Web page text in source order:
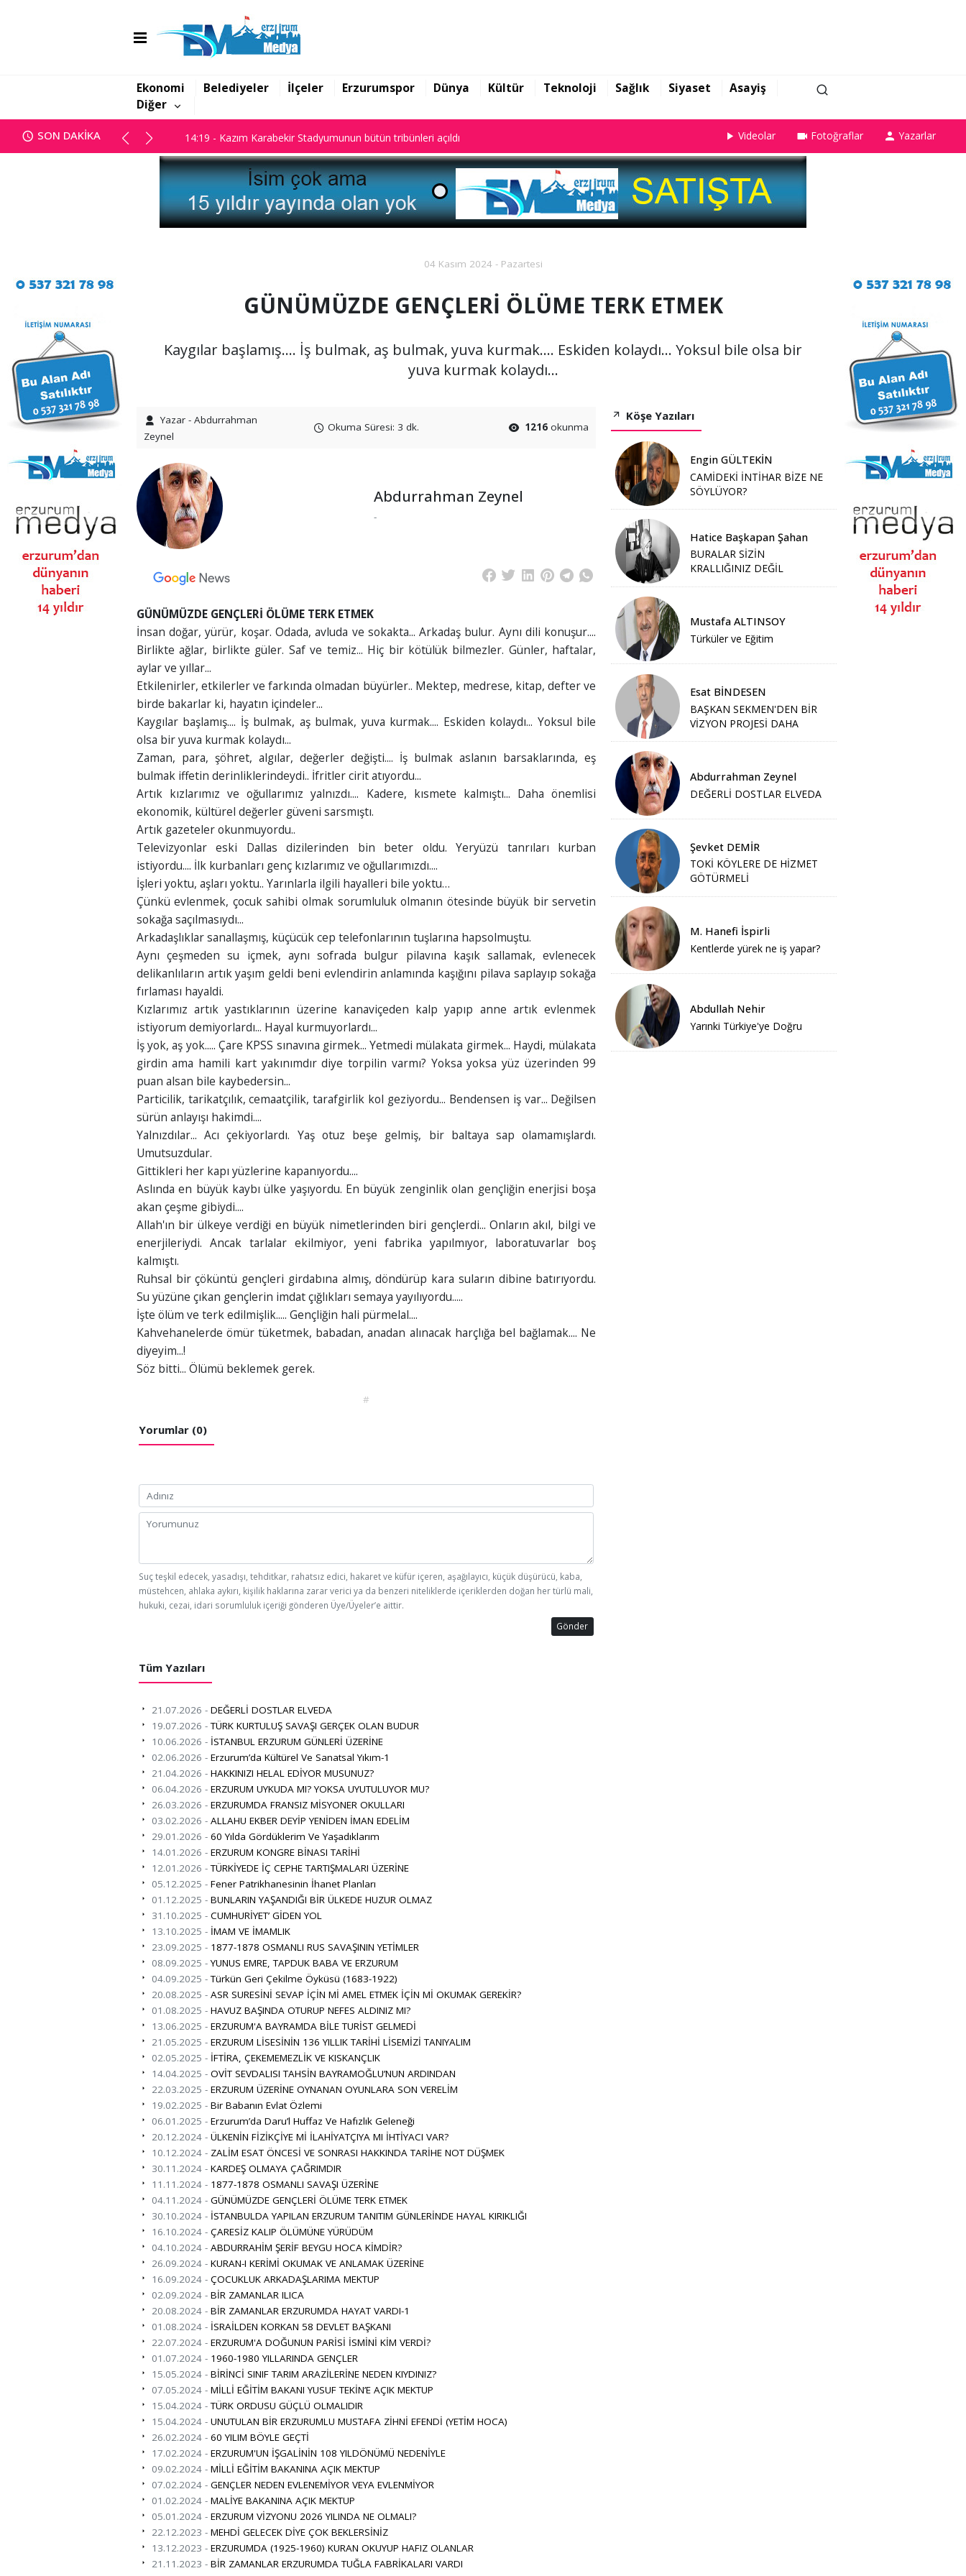
Ekonomi Belediyeler İlçeler Erzurumspor Dünya Kültür Teknoloji Sağlık Siyaset
Asayiş
Diğer
SON DAKİKA
14:10 - Usta Kalem Engin Gültekin yazılarına başladı
14:19 - Kazım Karabekir Stadyumunun bütün tribünleri açıldı
14:19 - Kazım Karabekir Stadyumunun bütün tribünleri açıldı Videolar Fotoğraflar Yazarlar
04 Kasım 2024 - Pazartesi
GÜNÜMÜZDE GENÇLERİ ÖLÜME TERK ETMEK
Kaygılar başlamış.... İş bulmak, aş bulmak, yuva kurmak.... Eskiden kolaydı... Yoksul bile olsa bir
yuva kurmak kolaydı...
Yazar - Abdurrahman
Zeynel
Okuma Süresi: 3 dk. 1216 okunma
Abdurrahman Zeynel
-
GÜNÜMÜZDE GENÇLERİ ÖLÜME TERK ETMEK
İnsan doğar, yürür, koşar. Odada, avluda ve sokakta... Arkadaş bulur. Aynı dili konuşur....
Birlikte ağlar, birlikte güler. Saf ve temiz... Hiç bir kötülük bilmezler. Günler, haftalar,
aylar ve yıllar...
Etkilenirler, etkilerler ve farkında olmadan büyürler.. Mektep, medrese, kitap, defter ve
birde bakarlar ki, hayatın içindeler...
Kaygılar başlamış.... İş bulmak, aş bulmak, yuva kurmak.... Eskiden kolaydı... Yoksul bile
olsa bir yuva kurmak kolaydı...
Zaman, para, şöhret, algılar, değerler değişti.... İş bulmak aslanın barsaklarında, eş
bulmak iffetin derinliklerindeydi.. İfritler cirit atıyordu...
Artık kızlarımız ve oğullarımız yalnızdı.... Kadere, kısmete kalmıştı... Daha önemlisi
ekonomik, kültürel değerler güveni sarsmıştı.
Artık gazeteler okunmuyordu..
Televizyonlar eski Dallas dizilerinden bin beter oldu. Yeryüzü tanrıları kurban
istiyordu.... İlk kurbanları genç kızlarımız ve oğullarımızdı....
İşleri yoktu, aşları yoktu.. Yarınlarla ilgili hayalleri bile yoktu…
Çünkü evlenmek, çocuk sahibi olmak sorumluluk olmanın ötesinde büyük bir servetin
sokağa saçılmasıydı...
Arkadaşlıklar sanallaşmış, küçücük cep telefonlarının tuşlarına hapsolmuştu.
Aynı çeşmeden su içmek, aynı sofrada bulgur pilavına kaşık sallamak, evlenecek
delikanlıların artık yaşım geldi beni evlendirin anlamında kaşığını pilava saplayıp sokağa
fırlaması hayaldi.
Kızlarımız artık yastıklarının üzerine kanaviçeden kalp yapıp anne artık evlenmek
istiyorum demiyorlardı... Hayal kurmuyorlardı...
İş yok, aş yok..... Çare KPSS sınavına girmek... Yetmedi mülakata girmek... Haydi, mülakata
girdin ama hamili kart yakınımdır diye torpilin varmı? Yoksa yoksa yüz üzerinden 99
puan alsan bile kaybedersin...
Particilik, tarikatçılık, cemaatçilik, tarafgirlik kol geziyordu... Bendensen iş var... Değilsen
sürün anlayışı hakimdi....
Yalnızdılar... Acı çekiyorlardı. Yaş otuz beşe gelmiş, bir baltaya sap olamamışlardı.
Umutsuzdular.
Gittikleri her kapı yüzlerine kapanıyordu....
Aslında en büyük kaybı ülke yaşıyordu. En büyük zenginlik olan gençliğin enerjisi boşa
akan çeşme gibiydi....
Allah'ın bir ülkeye verdiği en büyük nimetlerinden biri gençlerdi... Onların akıl, bilgi ve
enerjileriydi. Ancak tarlalar ekilmiyor, yeni fabrika yapılmıyor, laboratuvarlar boş
kalmıştı.
Ruhsal bir çöküntü gençleri girdabına almış, döndürüp kara suların dibine batırıyordu.
Su yüzüne çıkan gençlerin imdat çığlıkları semaya yayılıyordu.....
İşte ölüm ve terk edilmişlik..... Gençliğin hali pürmelal....
Kahvehanelerde ömür tüketmek, babadan, anadan alınacak harçlığa bel bağlamak.... Ne
diyeyim...!
Söz bitti... Ölümü beklemek gerek.
#
Yorumlar (0)
Suç teşkil edecek, yasadışı, tehditkar, rahatsız edici, hakaret ve küfür içeren, aşağılayıcı, küçük düşürücü, kaba,
müstehcen, ahlaka aykırı, kişilik haklarına zarar verici ya da benzeri niteliklerde içeriklerden doğan her türlü mali,
hukuki, cezai, idari sorumluluk içeriği gönderen Üye/Üyeler’e aittir.
Gönder
Tüm Yazıları
21.07.2026 - DEĞERLİ DOSTLAR ELVEDA
19.07.2026 -TÜRK KURTULUŞ SAVAŞI GERÇEK OLAN BUDUR
10.06.2026 - İSTANBUL ERZURUM GÜNLERİ ÜZERİNE
02.06.2026 - Erzurum’da Kültürel Ve Sanatsal Yıkım-1
21.04.2026 - HAKKINIZI HELAL EDİYOR MUSUNUZ?
06.04.2026 - ERZURUM UYKUDA MI? YOKSA UYUTULUYOR MU?
26.03.2026 - ERZURUMDA FRANSIZ MİSYONER OKULLARI
03.02.2026 - ALLAHU EKBER DEYİP YENİDEN İMAN EDELİM
29.01.2026 - 60 Yılda Gördüklerim Ve Yaşadıklarım
14.01.2026 - ERZURUM KONGRE BİNASI TARİHİ
12.01.2026 -TÜRKİYEDE İÇ CEPHE TARTIŞMALARI ÜZERİNE
05.12.2025 - Fener Patrikhanesinin İhanet Planları
01.12.2025 - BUNLARIN YAŞANDIĞI BİR ÜLKEDE HUZUR OLMAZ
31.10.2025 - CUMHURİYET’ GİDEN YOL
13.10.2025 - İMAM VE İMAMLIK
23.09.2025 - 1877-1878 OSMANLI RUS SAVAŞININ YETİMLER
08.09.2025 -YUNUS EMRE, TAPDUK BABA VE ERZURUM
04.09.2025 -Türkün Geri Çekilme Öyküsü (1683-1922)
20.08.2025 - ASR SURESİNİ SEVAP İÇİN Mİ AMEL ETMEK İÇİN Mİ OKUMAK GEREKİR?
01.08.2025 - HAVUZ BAŞINDA OTURUP NEFES ALDINIZ MI?
13.06.2025 - ERZURUM'A BAYRAMDA BİLE TURİST GELMEDİ
21.05.2025 - ERZURUM LİSESİNİN 136 YILLIK TARİHİ LİSEMİZİ TANIYALIM
02.05.2025 - İFTİRA, ÇEKEMEMEZLİK VE KISKANÇLIK
14.04.2025 - OVİT SEVDALISI TAHSİN BAYRAMOĞLU’NUN ARDINDAN
22.03.2025 - ERZURUM ÜZERİNE OYNANAN OYUNLARA SON VERELİM
19.02.2025 - Bir Babanın Evlat Özlemi
06.01.2025 - Erzurum’da Daru’l Huffaz Ve Hafızlık Geleneği
20.12.2024 - ÜLKENİN FİZİKÇİYE Mİ İLAHİYATÇIYA MI İHTİYACI VAR?
10.12.2024 - ZALİM ESAT ÖNCESİ VE SONRASI HAKKINDA TARİHE NOT DÜŞMEK
30.11.2024 - KARDEŞ OLMAYA ÇAĞRIMDIR
11.11.2024 - 1877-1878 OSMANLI SAVAŞI ÜZERİNE
04.11.2024 - GÜNÜMÜZDE GENÇLERİ ÖLÜME TERK ETMEK
30.10.2024 - İSTANBULDA YAPILAN ERZURUM TANITIM GÜNLERİNDE HAYAL KIRIKLIĞI
16.10.2024 - ÇARESİZ KALIP ÖLÜMÜNE YÜRÜDÜM
04.10.2024 - ABDURRAHİM ŞERİF BEYGU HOCA KİMDİR?
26.09.2024 - KURAN-I KERİMİ OKUMAK VE ANLAMAK ÜZERİNE
16.09.2024 - ÇOCUKLUK ARKADAŞLARIMA MEKTUP
02.09.2024 - BİR ZAMANLAR ILICA
20.08.2024 - BİR ZAMANLAR ERZURUMDA HAYAT VARDI-1
01.08.2024 - İSRAİLDEN KORKAN 58 DEVLET BAŞKANI
22.07.2024 - ERZURUM'A DOĞUNUN PARİSİ İSMİNİ KİM VERDİ?
01.07.2024 - 1960-1980 YILLARINDA GENÇLER
15.05.2024 - BİRİNCİ SINIF TARIM ARAZİLERİNE NEDEN KIYDINIZ?
07.05.2024 - MİLLİ EĞİTİM BAKANI YUSUF TEKİN’E AÇIK MEKTUP
15.04.2024 -TÜRK ORDUSU GÜÇLÜ OLMALIDIR
15.04.2024 - UNUTULAN BİR ERZURUMLU MUSTAFA ZİHNİ EFENDİ (YETİM HOCA)
26.02.2024 - 60 YILIM BÖYLE GEÇTİ
17.02.2024 - ERZURUM'UN İŞGALİNİN 108 YILDÖNÜMÜ NEDENİYLE
09.02.2024 - MİLLİ EĞİTİM BAKANINA AÇIK MEKTUP
07.02.2024 - GENÇLER NEDEN EVLENEMİYOR VEYA EVLENMİYOR
01.02.2024 - MALİYE BAKANINA AÇIK MEKTUP
05.01.2024 - ERZURUM VİZYONU 2026 YILINDA NE OLMALI?
22.12.2023 - MEHDİ GELECEK DİYE ÇOK BEKLERSİNİZ
13.12.2023 - ERZURUMDA (1925-1960) KURAN OKUYUP HAFIZ OLANLAR
21.11.2023 - BİR ZAMANLAR ERZURUMDA TUĞLA FABRİKALARI VARDI
Köşe Yazıları
Engin GÜLTEKİN
CAMİDEKİ İNTİHAR BİZE NE
SÖYLÜYOR?
Hatice Başkapan Şahan
BURALAR SİZİN
KRALLIĞINIZ DEĞİL
Mustafa ALTINSOY
Türküler ve Eğitim
Esat BİNDESEN
BAŞKAN SEKMEN'DEN BİR
VİZYON PROJESİ DAHA
Abdurrahman Zeynel
DEĞERLİ DOSTLAR ELVEDA
Şevket DEMİR
TOKİ KÖYLERE DE HİZMET
GÖTÜRMELİ
M. Hanefi İspirli
Kentlerde yürek ne iş yapar?
Abdullah Nehir
Yarınki Türkiye'ye Doğru